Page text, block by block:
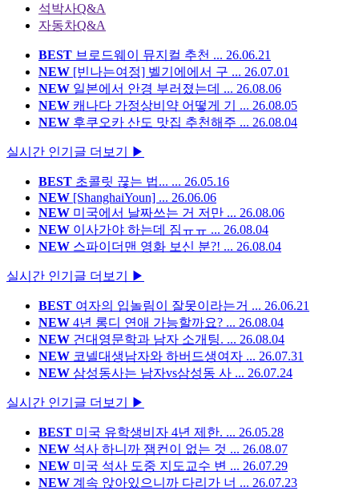
석박사Q&A
자동차Q&A
BEST 브로드웨이 뮤지컬 추천 ... 26.06.21
NEW [빈나는여정] 벨기에에서 구 ... 26.07.01
NEW 일본에서 안경 부러졌는데 ... 26.08.06
NEW 캐나다 가정상비약 어떻게 기 ... 26.08.05
NEW 후쿠오카 산도 맛집 추천해주 ... 26.08.04
실시간 인기글 더보기 ▶
BEST 초콜릿 끊는 법... ... 26.05.16
NEW [ShanghaiYoun] ... 26.06.06
NEW 미국에서 날짜쓰는 거 저만 ... 26.08.06
NEW 이사가야 하는데 짐ㅠㅠ ... 26.08.04
NEW 스파이더맨 영화 보신 분?! ... 26.08.04
실시간 인기글 더보기 ▶
BEST 여자의 입놀림이 잘못이라는거 ... 26.06.21
NEW 4년 롱디 연애 가능할까요? ... 26.08.04
NEW 건대영문학과 남자 소개팅. ... 26.08.04
NEW 코넬대생남자와 하버드생여자 ... 26.07.31
NEW 삼성동사는 남자vs삼성동 사 ... 26.07.24
실시간 인기글 더보기 ▶
BEST 미국 유학생비자 4년 제한. ... 26.05.28
NEW 석사 하니까 잼컨이 없는 것 ... 26.08.07
NEW 미국 석사 도중 지도교수 변 ... 26.07.29
NEW 계속 앉아있으니까 다리가 너 ... 26.07.23